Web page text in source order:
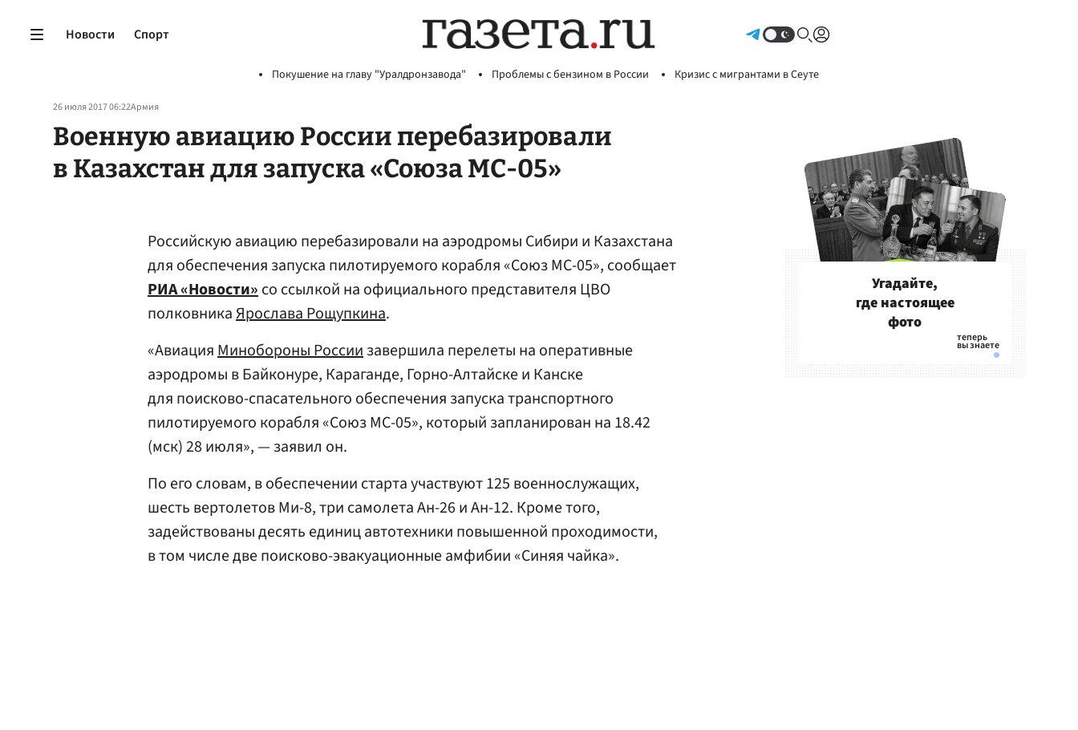
Новости Спорт
Покушение на главу "Уралдронзавода" Проблемы с бензином в России Кризис с мигрантами в Сеуте
26 июля 2017 06:22Армия
Военную авиацию России перебазировали
в Казахстан для запуска «Союза МС-05»
Российскую авиацию перебазировали на аэродромы Сибири и Казахстана
для обеспечения запуска пилотируемого корабля «Союз МС-05», сообщает
РИА «Новости»со ссылкой на официального представителя ЦВО
полковникаЯрослава Рощупкина.
«АвиацияМинобороны Россиизавершила перелеты на оперативные
аэродромы в Байконуре, Караганде, Горно-Алтайске и Канске
для поисково-спасательного обеспечения запуска транспортного
пилотируемого корабля «Союз МС-05», который запланирован на 18.42
(мск) 28 июля», — заявил он.
По его словам, в обеспечении старта участвуют 125 военнослужащих,
шесть вертолетов Ми-8, три самолета Ан-26 и Ан-12. Кроме того,
задействованы десять единиц автотехники повышенной проходимости,
в том числе две поисково-эвакуационные амфибии «Синяя чайка».
Угадайте,
где настоящее
фото